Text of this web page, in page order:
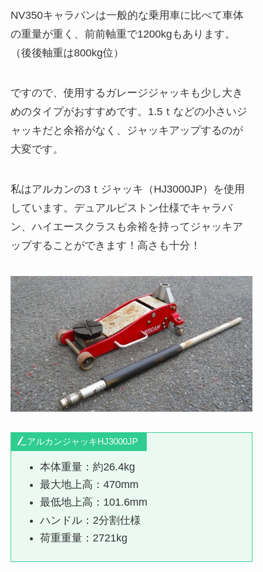
NV350キャラバンは一般的な乗用車に比べて車体
の重量が重く、前前軸重で1200kgもあります。
（後後軸重は800kg位）
ですので、使用するガレージジャッキも少し大き
めのタイプがおすすめです。1.5ｔなどの小さいジ
ャッキだと余裕がなく、ジャッキアップするのが
大変です。
私はアルカンの3ｔジャッキ（HJ3000JP）を使用
しています。デュアルピストン仕様でキャラバ
ン、ハイエースクラスも余裕を持ってジャッキア
ップすることができます！高さも十分！
アルカンジャッキHJ3000JP
本体重量：約26.4kg
最大地上高：470mm
最低地上高：101.6mm
ハンドル：2分割仕様
荷重重量：2721kg